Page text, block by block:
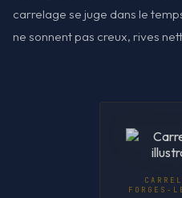
carrelage se juge dans le
ne sonnent pas creux, rives
FORGES-